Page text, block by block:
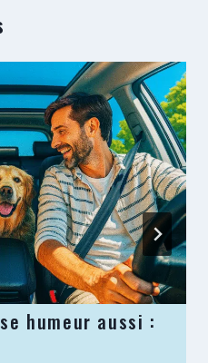
humeur aussi :